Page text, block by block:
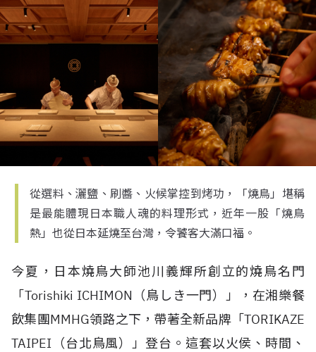
從選料、灑鹽、刷醬、火候掌控到烤功，「燒鳥」堪稱
是最能體現日本職人魂的料理形式，近年一股「燒鳥
熱」也從日本延燒至台灣，令饕客大滿口福。
今夏，日本燒鳥大師池川義輝所創立的燒鳥名門
「Torishiki ICHIMON （鳥しき一門）」，在湘樂餐
飲集團MMHG領路之下，帶著全新品牌「TORIKAZE
TAIPEI （台北鳥風）」登台。這套以火侯、時間、